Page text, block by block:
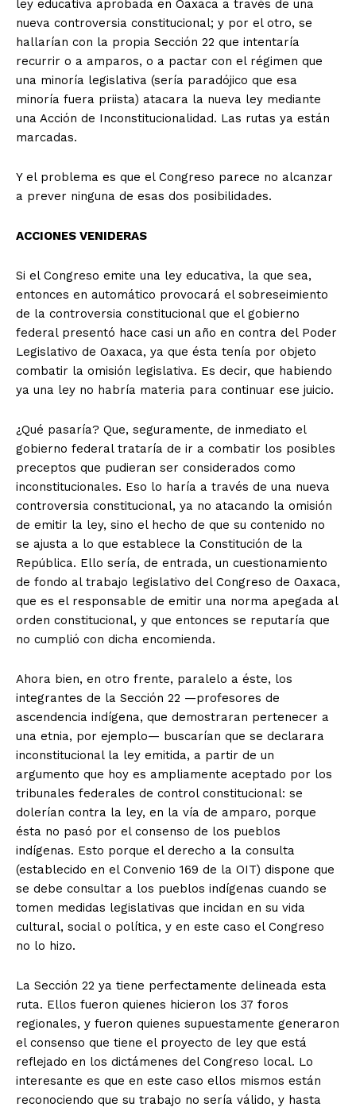
+ Todas las formas de lucha, potencialmente enlazadas
ley educativa aprobada en Oaxaca a través de una
nueva controversia constitucional; y por el otro, se
hallarían con la propia Sección 22 que intentaría
recurrir o a amparos, o a pactar con el régimen que
una minoría legislativa (sería paradójico que esa
minoría fuera priista) atacara la nueva ley mediante
una Acción de Inconstitucionalidad. Las rutas ya están
marcadas.
Y el problema es que el Congreso parece no alcanzar
a prever ninguna de esas dos posibilidades.
ACCIONES VENIDERAS
Si el Congreso emite una ley educativa, la que sea,
entonces en automático provocará el sobreseimiento
de la controversia constitucional que el gobierno
federal presentó hace casi un año en contra del Poder
Legislativo de Oaxaca, ya que ésta tenía por objeto
combatir la omisión legislativa. Es decir, que habiendo
ya una ley no habría materia para continuar ese juicio.
¿Qué pasaría? Que, seguramente, de inmediato el
gobierno federal trataría de ir a combatir los posibles
preceptos que pudieran ser considerados como
inconstitucionales. Eso lo haría a través de una nueva
controversia constitucional, ya no atacando la omisión
de emitir la ley, sino el hecho de que su contenido no
se ajusta a lo que establece la Constitución de la
República. Ello sería, de entrada, un cuestionamiento
de fondo al trabajo legislativo del Congreso de Oaxaca,
que es el responsable de emitir una norma apegada al
orden constitucional, y que entonces se reputaría que
no cumplió con dicha encomienda.
Ahora bien, en otro frente, paralelo a éste, los
integrantes de la Sección 22 —profesores de
ascendencia indígena, que demostraran pertenecer a
una etnia, por ejemplo— buscarían que se declarara
inconstitucional la ley emitida, a partir de un
argumento que hoy es ampliamente aceptado por los
tribunales federales de control constitucional: se
dolerían contra la ley, en la vía de amparo, porque
ésta no pasó por el consenso de los pueblos
indígenas. Esto porque el derecho a la consulta
(establecido en el Convenio 169 de la OIT) dispone que
se debe consultar a los pueblos indígenas cuando se
tomen medidas legislativas que incidan en su vida
cultural, social o política, y en este caso el Congreso
no lo hizo.
La Sección 22 ya tiene perfectamente delineada esta
ruta. Ellos fueron quienes hicieron los 37 foros
regionales, y fueron quienes supuestamente generaron
el consenso que tiene el proyecto de ley que está
reflejado en los dictámenes del Congreso local. Lo
interesante es que en este caso ellos mismos están
reconociendo que su trabajo no sería válido, y hasta